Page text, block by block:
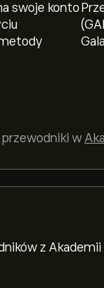
swoje konto
w
z Akademii